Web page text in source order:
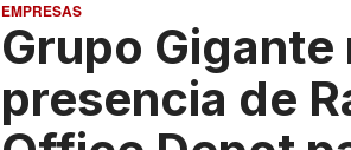
EMPRESAS
Grupo
presencia de